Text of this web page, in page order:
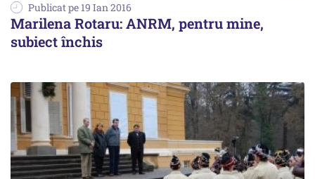
Publicat pe 19 Ian 2016
Marilena Rotaru: ANRM, pentru mine,
subiect închis